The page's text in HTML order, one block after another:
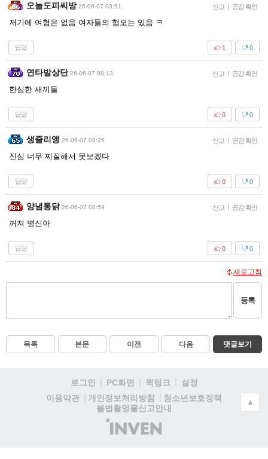
오늘도피씨방 26-06-07 03:51 신고 | 공감 확인
저기에 여혐은 없음 여자들의 혐오는 있음 ㅋ
답글 0
1
연타발상단 26-06-07 08:13 신고 | 공감 확인
한심한 새끼들
답글 0
0
생줄리앵 26-06-07 08:25 신고 | 공감 확인
진심 너무 찌질해서 못보겠다
답글 0
0
양념통닭 26-06-07 08:59 신고 | 공감 확인
꺼져 병신아
답글 0
0
새로고침
등록
목록 본문 이전 다음 댓글보기
로그인 PC화면 퀵링크
설정
이용약관
개인정보처리방침
청소년보호정책
불법촬영물신고안내
(주)
인
▲